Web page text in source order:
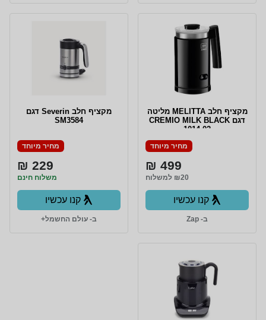
מקציף חלב MELITTA מליטה
דגם CREMIO MILK BLACK
1014-02
מחיר מיוחד
499 ₪
₪20 למשלוח
קנו עכשיו
ב- Zap
מקציף חלב Severin דגם
SM3584
מחיר מיוחד
229 ₪
משלוח חינם
קנו עכשיו
ב- עולם החשמל+